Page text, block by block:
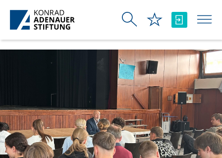
メインコンテンツにスキップ